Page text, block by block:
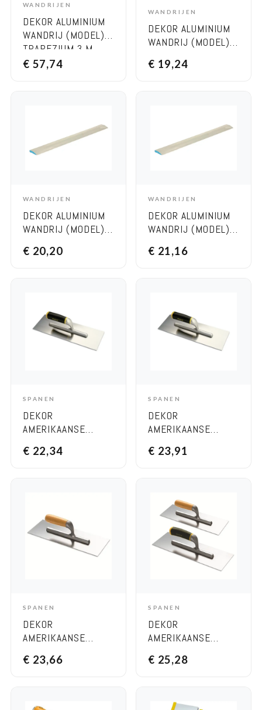
OPTIONS
WANDRIJEN
DEKOR ALUMINIUM
WANDRIJ (MODEL)
TRAPEZIUM 3 M
€ 57,74
ADD TO CART
WANDRIJEN
DEKOR ALUMINIUM
WANDRIJ (MODEL)
€ 19,24
ADD TO CART
WANDRIJEN
DEKOR ALUMINIUM
WANDRIJ (MODEL)
€ 20,20
ADD TO CART
WANDRIJEN
DEKOR ALUMINIUM
WANDRIJ (MODEL)
€ 21,16
ADD TO CART
SPANEN
DEKOR
AMERIKAANSE
ALUMINIUM
€ 22,34
ADD TO CART
SPANEN
DEKOR
AMERIKAANSE
ALUMINIUM
€ 23,91
ADD TO CART
SPANEN
DEKOR
AMERIKAANSE
HOUTEN HANDVAT
€ 23,66
ADD TO CART
SPANEN
DEKOR
AMERIKAANSE
HOUTEN HANDVAT
€ 25,28